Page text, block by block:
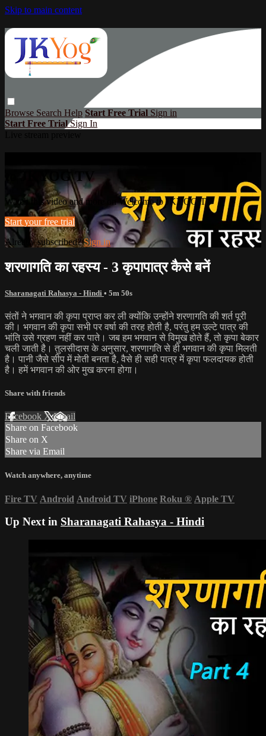
Skip to main content
Browse Search Help Start Free Trial Sign in
Start Free TrialSign In
to JKYOG TV
Watch this video and more on Welcome to JKYOG TV
Start your free trial
Already subscribed?Sign in
शरणागति का रहस्य - 3 कृपापात्र कैसे बनें
Sharanagati Rahasya - Hindi • 5m 50s
संतों ने भगवान की कृपा प्राप्त कर ली क्योंकि उन्होंने शरणागति की शर्त पूरी
की। भगवान की कृपा सभी पर वर्षा की तरह होती है, परंतु हम उल्टे पात्र की
भांति उसे ग्रहण नहीं कर पाते। जब हम भगवान से विमुख होते हैं, तो कृपा बेकार
चली जाती है। तुलसीदास के अनुसार, शरणागति से ही भगवान की कृपा मिलती
है। पानी जैसे सीप में मोती बनता है, वैसे ही सही पात्र में कृपा फलदायक होती
है। हमें भगवान की ओर मुख करना होगा।
Share with friends
Facebook XEmail
Share on Facebook
Share on X
Share via Email
Watch anywhere, anytime
Fire TV Android Android TV iPhone Roku ® Apple TV
Up Next in Sharanagati Rahasya - Hindi